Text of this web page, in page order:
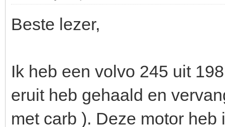
Beste lezer,
Ik heb een volvo 245 uit
eruit heb gehaald en
met carb ). Deze motor